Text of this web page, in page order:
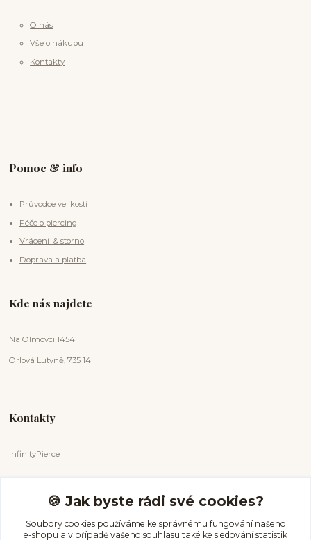
O nás
Vše o nákupu
Kontakty
Pomoc & info
Průvodce velikostí
Péče o piercing
Vrácení & storno
Doprava a platba
Kde nás najdete
Na Olmovci 1454
Orlová Lutyně, 735 14
Kontakty
InfinityPierce
+420 731 681 038
(Po-Ne, 9-18 hod.)
🍪 Jak byste rádi své cookies?
Soubory cookies používáme ke správnému fungování našeho
e-shopu a v případě vašeho souhlasu také ke sledování statistik